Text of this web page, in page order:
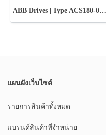
ABB Drives | Type ACS180-04N-01A8-4
แผนผังเว็บไซต์
รายการสินค้าทั้งหมด
แบรนด์สินค้าที่จำหน่าย